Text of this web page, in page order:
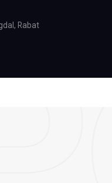
Rabat